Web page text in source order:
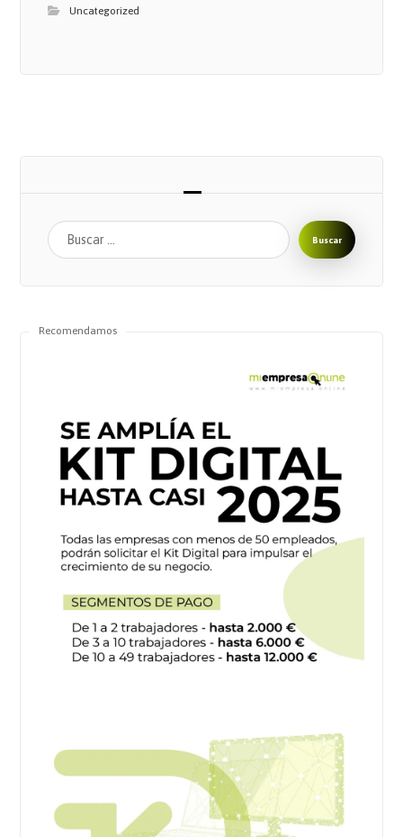
Uncategorized
Buscar
Recomendamos